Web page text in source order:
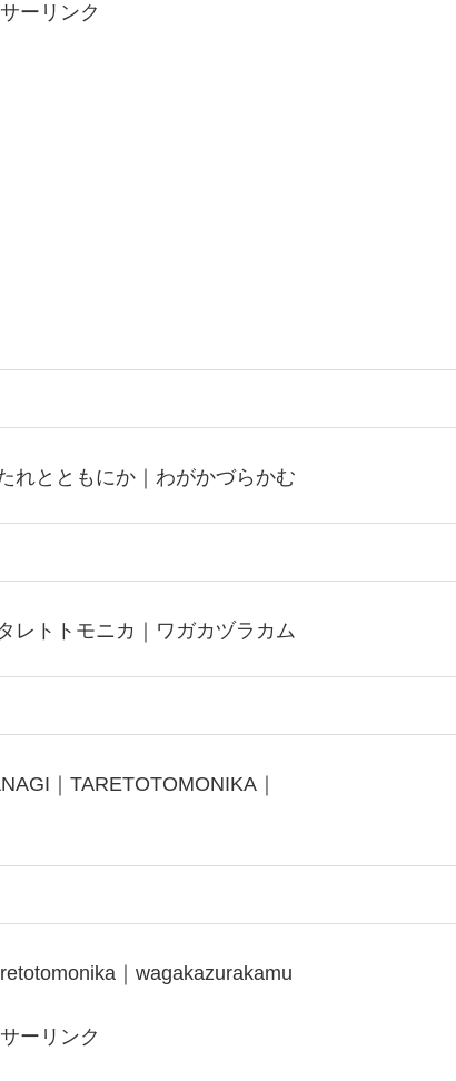
ーリンク
れとともにか｜わがかづらかむ
レトトモニカ｜ワガカヅラカム
｜TARETOTOMONIKA｜
｜wagakazurakamu
ーリンク